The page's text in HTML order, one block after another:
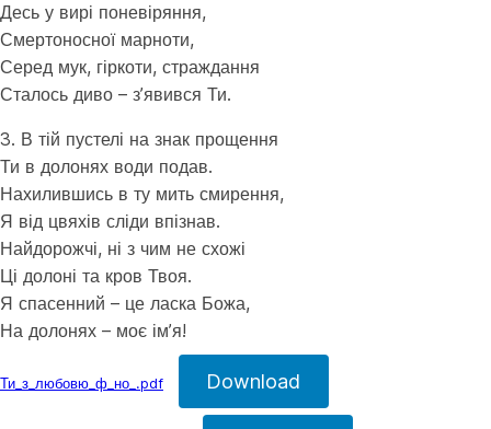
Десь у вирі поневіряння,
Смертоносної марноти,
Серед мук, гіркоти, страждання
Сталось диво – з’явився Ти.
3. В тій пустелі на знак прощення
Ти в долонях води подав.
Нахилившись в ту мить смирення,
Я від цвяхів сліди впізнав.
Найдорожчі, ні з чим не схожі
Ці долоні та кров Твоя.
Я спасенний – це ласка Божа,
На долонях – моє ім’я!
Ти_з_любовю_ф_но_.pdf Download